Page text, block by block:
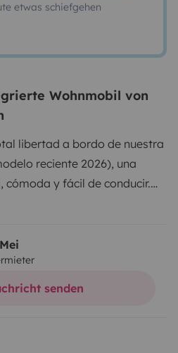
etwas schiefgehen
Wohnmobil von
libertad a bordo de nuestra
reciente 2026), una
y fácil de conducir.
m de ancho y 2,89 m de alto,
para una primera
más largos. Equipada
base Ford Transit,
senden